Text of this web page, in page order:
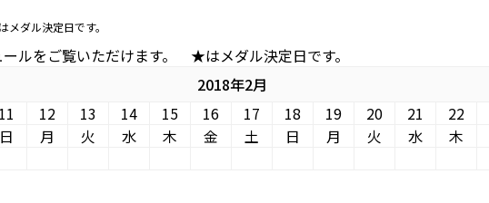
ダル決定日です。
ルをご覧いただけます。 ★はメダル決定日です。
2018年2月
11 12 13 14 15 16 17 18 19 20 21 22
日 月 火 水 木 金 土 日 月 火 水 木